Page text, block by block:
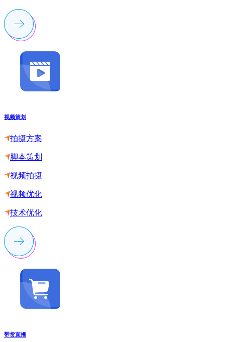
视频策划
拍摄方案
脚本策划
视频拍摄
视频优化
技术优化
带货直播